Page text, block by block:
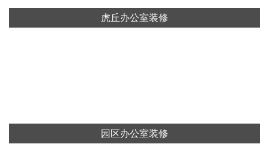
虎丘办公室装修
园区办公室装修